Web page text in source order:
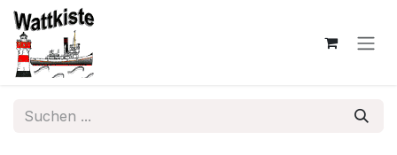
Zum Inhalt springen